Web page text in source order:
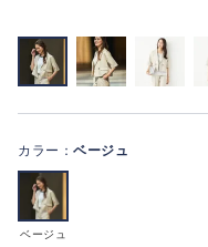
カラー： ベージュ
ベージュ